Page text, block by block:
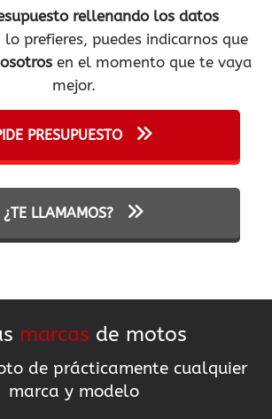
rellenando los datos
prefieres, puedes indicarnos que
en el momento que te vaya
mejor.
PRESUPUESTO
¿TE LLAMAMOS?
marcas de motos
de prácticamente cualquier
marca y modelo